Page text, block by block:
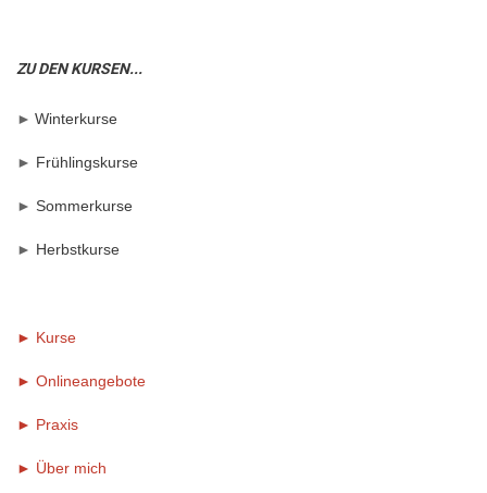
ZU DEN KURSEN...
► Winterkurse
► Frühlingskurse
► Sommerkurse
► Herbstkurse
► Kurse
► Onlineangebote
► Praxis
► Über mich